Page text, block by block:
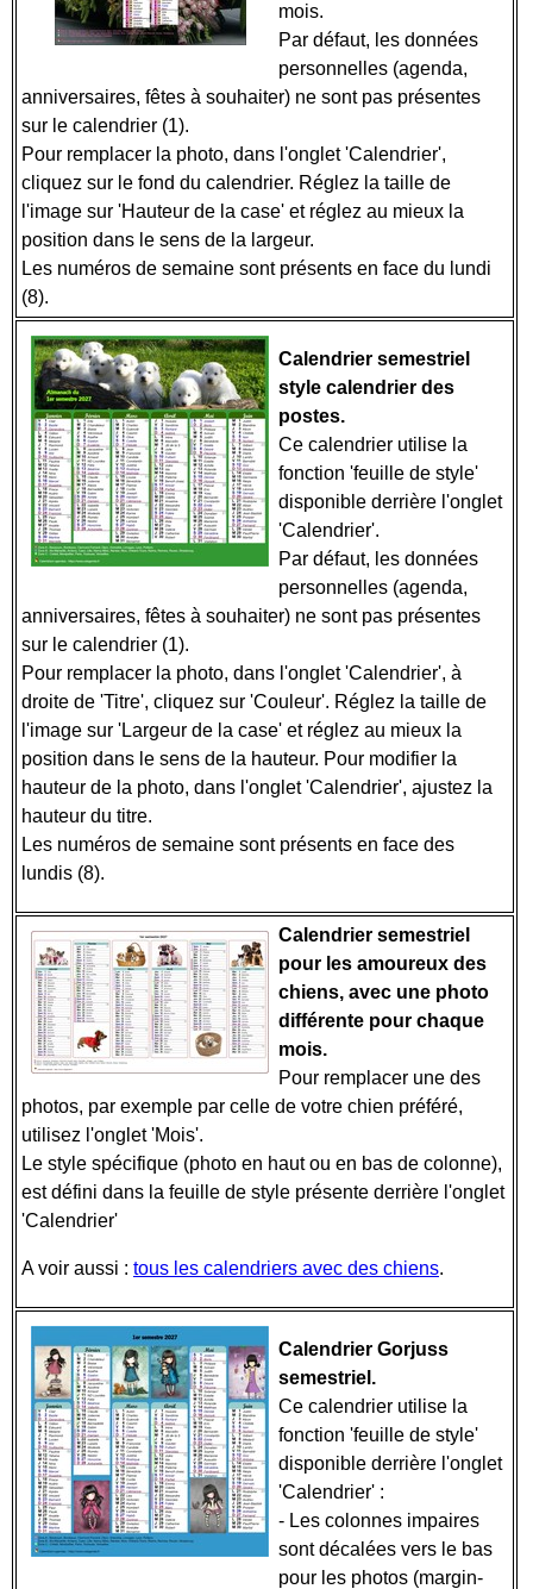
mois.
Par défaut, les données
personnelles (agenda,
anniversaires, fêtes à souhaiter) ne sont pas présentes
sur le calendrier (1).
Pour remplacer la photo, dans l'onglet 'Calendrier',
cliquez sur le fond du calendrier. Réglez la taille de
l'image sur 'Hauteur de la case' et réglez au mieux la
position dans le sens de la largeur.
Les numéros de semaine sont présents en face du lundi
(8).
Calendrier semestriel
style calendrier des
postes.
Ce calendrier utilise la
fonction 'feuille de style'
disponible derrière l'onglet
'Calendrier'.
Par défaut, les données
personnelles (agenda,
anniversaires, fêtes à souhaiter) ne sont pas présentes
sur le calendrier (1).
Pour remplacer la photo, dans l'onglet 'Calendrier', à
droite de 'Titre', cliquez sur 'Couleur'. Réglez la taille de
l'image sur 'Largeur de la case' et réglez au mieux la
position dans le sens de la hauteur. Pour modifier la
hauteur de la photo, dans l'onglet 'Calendrier', ajustez la
hauteur du titre.
Les numéros de semaine sont présents en face des
lundis (8).
Calendrier semestriel
pour les amoureux des
chiens, avec une photo
différente pour chaque
mois.
Pour remplacer une des
photos, par exemple par celle de votre chien préféré,
utilisez l'onglet 'Mois'.
Le style spécifique (photo en haut ou en bas de colonne),
est défini dans la feuille de style présente derrière l'onglet
'Calendrier'
A voir aussi : tous les calendriers avec des chiens.
Calendrier Gorjuss
semestriel.
Ce calendrier utilise la
fonction 'feuille de style'
disponible derrière l'onglet
'Calendrier' :
- Les colonnes impaires
sont décalées vers le bas
pour les photos (margin-